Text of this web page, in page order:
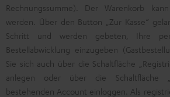
Rechnungssumme). Der Warenkorb
werden. Über den Button „Zur Kasse“
Schritt und werden gebeten, Ihre
Bestellabwicklung einzugeben
Sie sich auch über die Schaltfläche
anlegen oder über die Schaltfläche
bestehenden Account einloggen. Als